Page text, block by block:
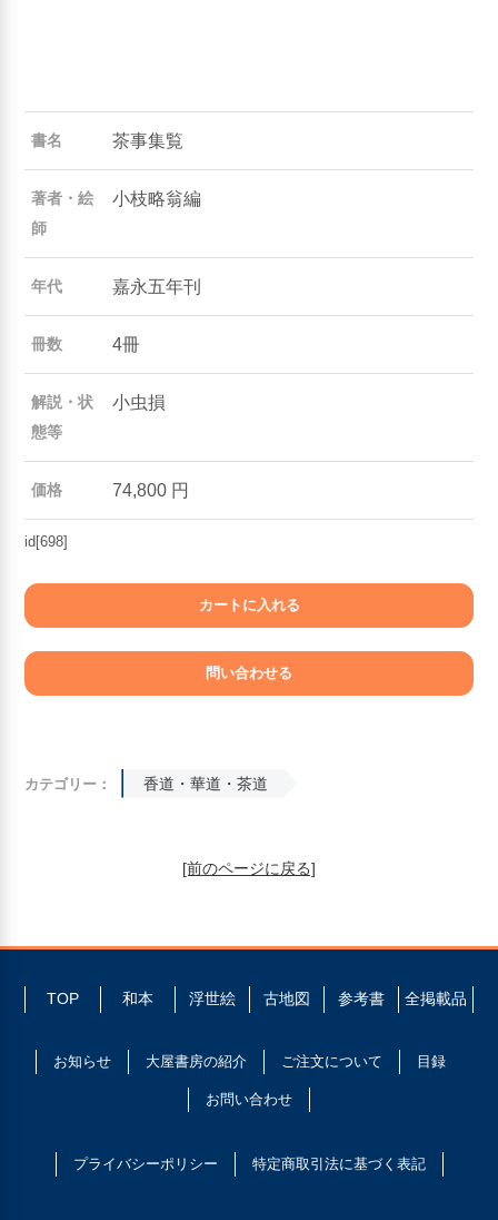
書名 茶事集覧
著者・絵
師
小枝略翁編
年代 嘉永五年刊
冊数 4冊
解説・状
態等
小虫損
価格 74,800 円
id[698]
カテゴリー： 香道・華道・茶道
[前のページに戻る]
TOP 和本 浮世絵 古地図 参考書 全掲載品
お知らせ 大屋書房の紹介 ご注文について 目録
お問い合わせ
プライバシーポリシー 特定商取引法に基づく表記